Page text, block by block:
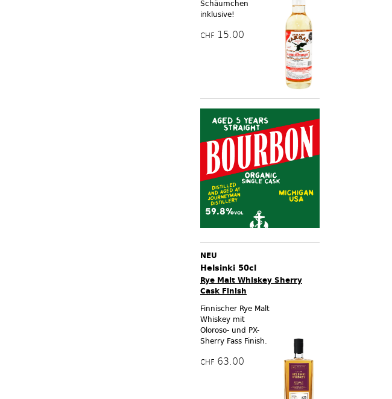
Schäumchen
inklusive!
CHF 15.00
NEU
Helsinki 50cl
Rye Malt Whiskey Sherry
Cask Finish
Finnischer Rye Malt
Whiskey mit
Oloroso- und PX-
Sherry Fass Finish.
CHF 63.00